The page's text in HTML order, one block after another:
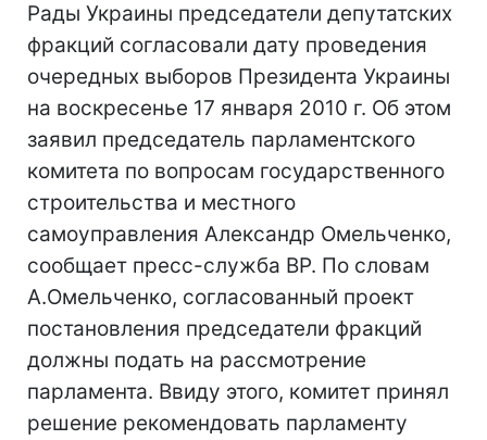
Рады Украины председатели депутатских
фракций согласовали дату проведения
очередных выборов Президента Украины
на воскресенье 17 января 2010 г. Об этом
заявил председатель парламентского
комитета по вопросам государственного
строительства и местного
самоуправления Александр Омельченко,
сообщает пресс-служба ВР. По словам
А.Омельченко, согласованный проект
постановления председатели фракций
должны подать на рассмотрение
парламента. Ввиду этого, комитет принял
решение рекомендовать парламенту